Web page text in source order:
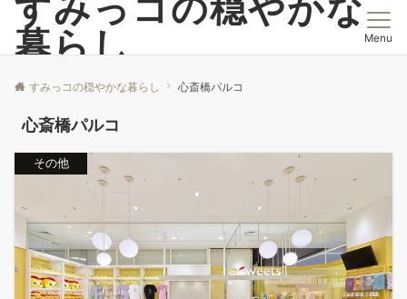
暮らし
Menu
すみっコの穏やかな暮らし 心斎橋パルコ
心斎橋パルコ
その他